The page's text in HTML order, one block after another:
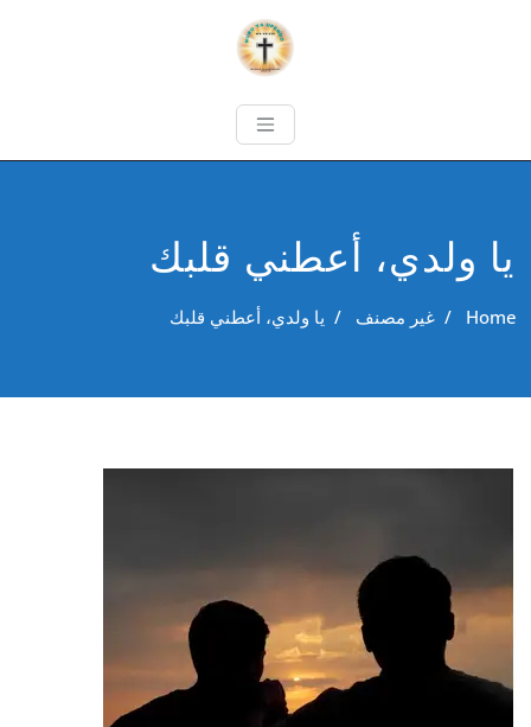
يا ولدي، أعطني قلبك
Home
/ غير مصنف / يا ولدي، أعطني قلبك